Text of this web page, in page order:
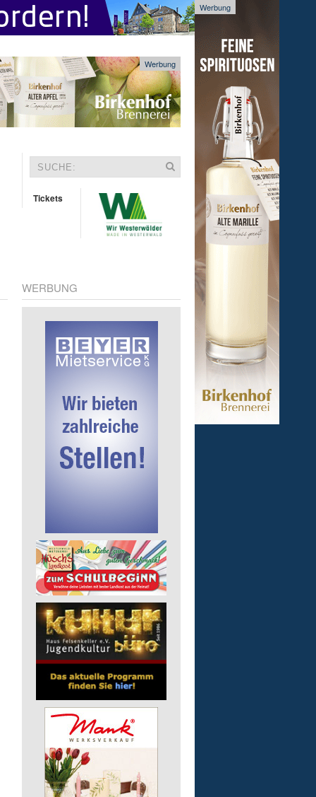
Werbung
Werbung
Tickets
WERBUNG